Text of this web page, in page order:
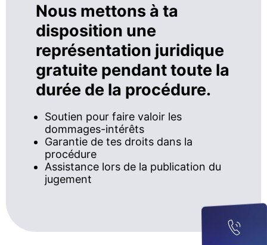
Nous mettons à ta
disposition une
représentation juridique
gratuite pendant toute la
durée de la procédure.
Soutien pour faire valoir les
dommages-intérêts
Garantie de tes droits dans la
procédure
Assistance lors de la publication du
jugement